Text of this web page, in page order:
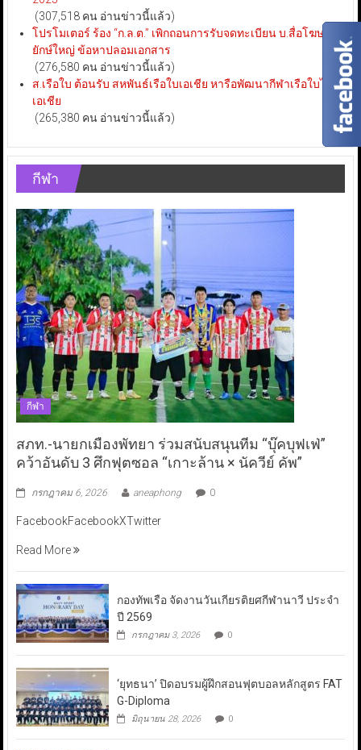
(307,518 คน อ่านข่าวนี้แล้ว)
โปรโมเตอร์ ร้อง “ก.ล.ต.” เพิกถอนการรับจดทะเบียน บ.สื่อโฆษณา
ยักษ์ใหญ่ ข้อหาปลอมเอกสาร
(276,580 คน อ่านข่าวนี้แล้ว)
ส.เรือใบ ต้อนรับ สหพันธ์เรือใบเอเชีย หารือพัฒนากีฬาเรือใบไทย-
เอเชีย
(265,380 คน อ่านข่าวนี้แล้ว)
กีฬา
กีฬา
สภท.-นายกเมืองพัทยา ร่วมสนับสนุนทีม “บุ๊คบุฟเฟ่”
คว้าอันดับ 3 ศึกฟุตซอล “เกาะล้าน × นัควีย์ คัพ”
กรกฎาคม 6, 2026 aneaphong 0
FacebookFacebookXTwitter
Read More
กองทัพเรือ จัดงานวันเกียรติยศกีฬานาวี ประจำ
ปี 2569
กรกฎาคม 3, 2026 0
‘ยุทธนา’ ปิดอบรมผู้ฝึกสอนฟุตบอลหลักสูตร FAT
G-Diploma
มิถุนายน 28, 2026 0